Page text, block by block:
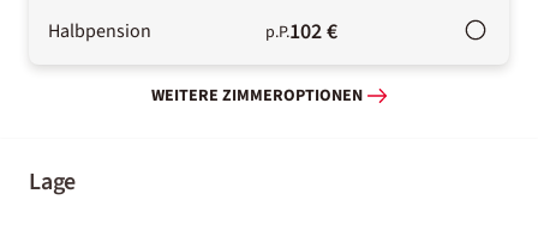
Halbpension p.P.102 €
WEITERE ZIMMEROPTIONEN
Lage